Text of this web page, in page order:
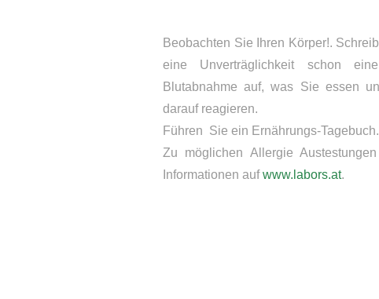
Beobachten Sie Ihren Körper!.
eine Unverträglichkeit schon
Blutabnahme auf, was Sie essen
darauf reagieren.
Führen Sie ein Ernährungs-
Zu möglichen Allergie
Informationen aufwww.labors.at.